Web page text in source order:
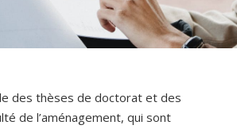
des thèses de doctorat et des
de l’aménagement, qui sont